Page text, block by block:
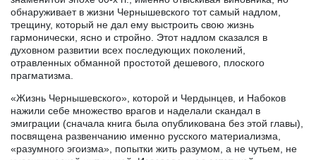
обнаруживает в жизни Чернышевского тот самый надлом,
трещину, который не дал ему выстроить свою жизнь
гармонически, ясно и стройно. Этот надлом сказался в
духовном развитии всех последующих поколений,
отравленных обманной простотой дешевого, плоского
прагматизма.
«Жизнь Чернышевского», которой и Чердынцев, и Набоков
нажили себе множество врагов и наделали скандал в
эмиграции (сначала книга была опубликована без этой главы),
посвящена развенчанию именно русского материализма,
«разумного эгоизма», попытки жить разумом, а не чутьем, не